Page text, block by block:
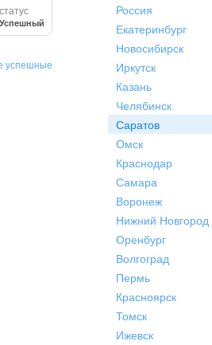
статус
Успешный
успешные
Россия
Екатеринбург
Новосибирск
Иркутск
Казань
Челябинск
Саратов
Омск
Краснодар
Самара
Воронеж
Нижний Новгород
Оренбург
Волгоград
Пермь
Красноярск
Томск
Ижевск